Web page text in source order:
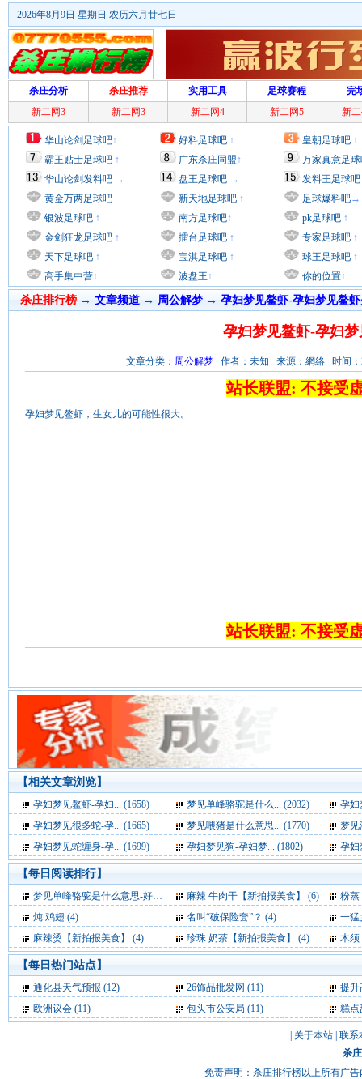
2026年8月9日 星期日 农历六月廿七日
杀庄分析 杀庄推荐 实用工具 足球赛程
完
新二网3
新二网3 新二网4 新二网5 新
华山论剑足球吧↑
霸王贴士足球吧 ↑
华山论剑发料吧 →
黄金万两足球吧
银波足球吧 ↑
金剑狂龙足球吧 ↑
天下足球吧 ↑
高手集中营↑
好料足球吧 ↑
广东杀庄同盟↑
盘王足球吧 →
新天地足球吧 ↑
南方足球吧↑
擂台足球吧 ↑
宝淇足球吧 ↑
波盘王↑
皇朝足球吧 ↑
万家真意足
发料王足球吧
足球爆料吧→
pk足球吧 ↑
专家足球吧 ↑
球王足球吧 ↑
你的位置↑
杀庄排行榜 → 文章频道→ 周公解梦 → 孕妇梦见鳌虾-孕妇梦见鳌
孕妇梦见鳌虾-孕妇
文章分类： 周公解梦 作者：未知 来源：網絡 时间：
站长联盟: 不接受
孕妇梦见鳌虾，生女儿的可能性很大。
站长联盟: 不接受
【相关文章浏览】
孕妇梦见鳌虾-孕妇... (1658) 梦见单峰骆驼是什么... (2032)
孕妇
孕妇梦见很多蛇-孕... (1665)
梦见喂猪是什么意思... (1770)
梦见
孕妇梦见蛇缠身-孕... (1699)
孕妇梦见狗-孕妇梦... (1802) 孕妇
【每日阅读排行】
梦见单峰骆驼是什么意思-好不好-代表什么-周公解梦 (7) 麻辣 牛肉干【新拍报美食】 (6)
粉蒸
炖 鸡翅 (4)
名叫“破保险套”？ (4)
一猛
麻辣烫【新拍报美食】 (4)
珍珠 奶茶【新拍报美食】 (4) 木须
【每日热门站点】
通化县天气预报 (12) 26饰品批发网 (11)
提升
欧洲议会 (11) 包头市公安局 (11) 糕点
关于本站 联系
杀
免责声明：杀庄排行榜以上所有广